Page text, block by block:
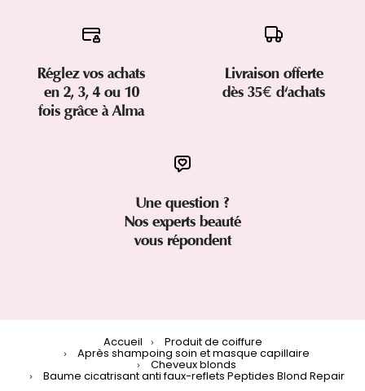
Réglez vos achats
en 2, 3, 4 ou 10
fois grâce à Alma
Livraison offerte
dès 35€ d'achats
Une question ?
Nos experts beauté
vous répondent
Accueil Produit de coiffure
Après shampoing soin et masque capillaire
Cheveux blonds
Baume cicatrisant anti faux-reflets Peptides Blond Repair